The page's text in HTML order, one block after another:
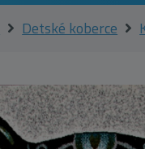
Detské koberce